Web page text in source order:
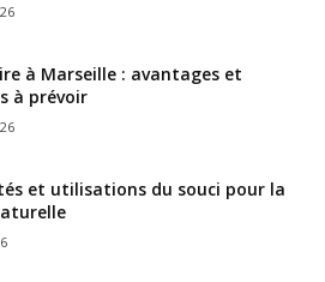
à Marseille : avantages et
à prévoir
et utilisations du souci pour la